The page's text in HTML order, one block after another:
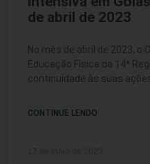
de abril de 2023
No mês de abril de 2023, o
Educação Física da 14ª
continuidade às suas
CONTINUE LENDO